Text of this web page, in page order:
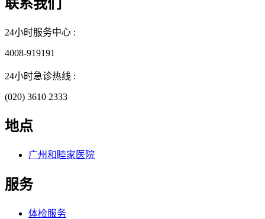
联系我们
24小时服务中心 :
4008-919191
24小时急诊热线 :
(020) 3610 2333
地点
广州和睦家医院
服务
体检服务